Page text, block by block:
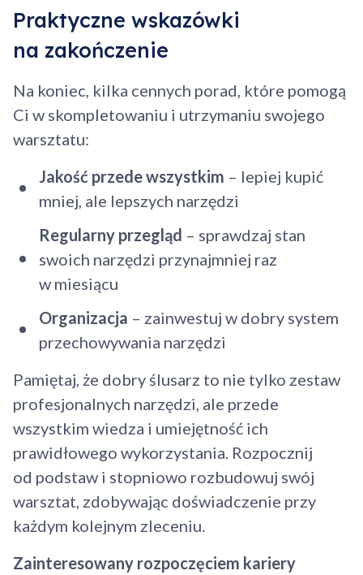
Praktyczne wskazówki
na zakończenie
Na koniec, kilka cennych porad, które pomogą
Ci w skompletowaniu i utrzymaniu swojego
warsztatu:
Jakość przede wszystkim – lepiej kupić
mniej, ale lepszych narzędzi
Regularny przegląd – sprawdzaj stan
swoich narzędzi przynajmniej raz
w miesiącu
Organizacja – zainwestuj w dobry system
przechowywania narzędzi
Pamiętaj, że dobry ślusarz to nie tylko zestaw
profesjonalnych narzędzi, ale przede
wszystkim wiedza i umiejętność ich
prawidłowego wykorzystania. Rozpocznij
od podstaw i stopniowo rozbudowuj swój
warsztat, zdobywając doświadczenie przy
każdym kolejnym zleceniu.
Zainteresowany rozpoczęciem kariery